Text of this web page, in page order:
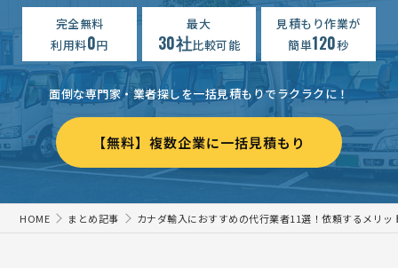
完全無料
利用料0円
最大
30社比較可能
見積もり作業が
簡単120秒
面倒な専門家・業者探しを一括見積もりでラクラクに！
【無料】複数企業に一括見積もり
HOME まとめ記事 カナダ輸入におすすめの代行業者11選！依頼するメリッ